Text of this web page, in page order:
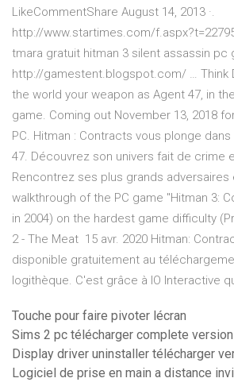
LikeCommentShare August 14, 2013 ·.
http://www.startimes.com/
tmara gratuit hitman 3 silent assassin pc
http://gamestent.blogspot.com/ … Think
the world your weapon as Agent 47, in
game. Coming out November 13, 2018
PC. Hitman : Contracts vous plonge
47. Découvrez son univers fait de crime
Rencontrez ses plus grands adversaires
walkthrough of the PC game "Hitman 3:
in 2004) on the hardest game difficulty
2 - The Meat 15 avr. 2020 Hitman:
disponible gratuitement au
logithèque. C'est grâce à IO Interactive
Touche pour faire pivoter lécran
Sims 2 pc télécharger complete
Display driver uninstaller télécharger
Logiciel de prise en main a distance